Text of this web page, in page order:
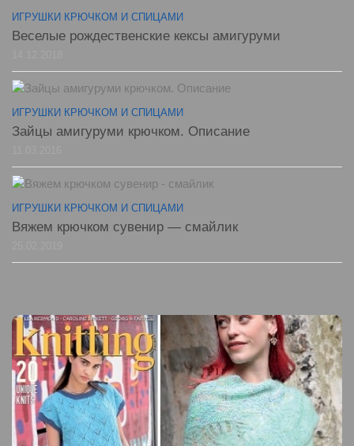
ИГРУШКИ КРЮЧКОМ И СПИЦАМИ
Веселые рождественские кексы амигуруми
ИГРУШКИ КРЮЧКОМ И СПИЦАМИ
Зайцы амигуруми крючком. Описание
ИГРУШКИ КРЮЧКОМ И СПИЦАМИ
Вяжем крючком сувенир — смайлик